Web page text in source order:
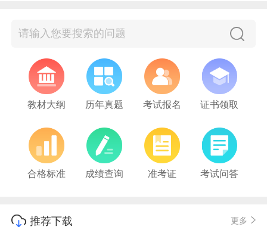
教材大纲 历年真题 考试报名 证书领取
合格标准 成绩查询 准考证 考试问答
推荐下载 更多